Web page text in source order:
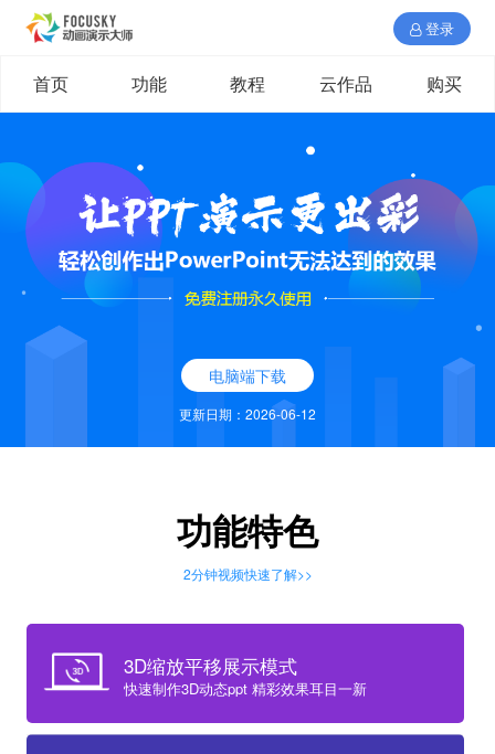
登录
首页 功能 教程 云作品 购买
电脑端下载
更新日期：2026-06-12
功能特色
2分钟视频快速了解>>
3D缩放平移展示模式
快速制作3D动态ppt 精彩效果耳目一新